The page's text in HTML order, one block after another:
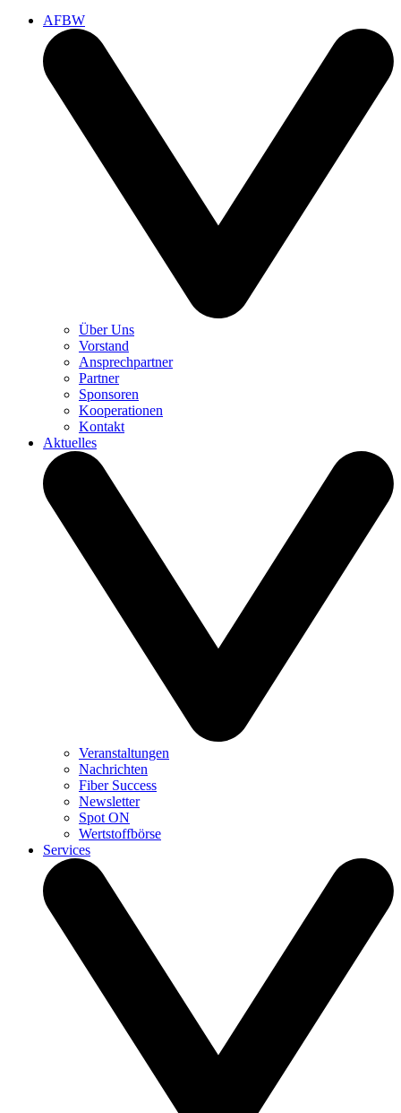
AFBW
Über Uns
Vorstand
Ansprechpartner
Partner
Sponsoren
Kooperationen
Kontakt
Aktuelles
Veranstaltungen
Nachrichten
Fiber Success
Newsletter
Spot ON
Wertstoffbörse
Services